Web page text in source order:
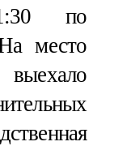
по
место